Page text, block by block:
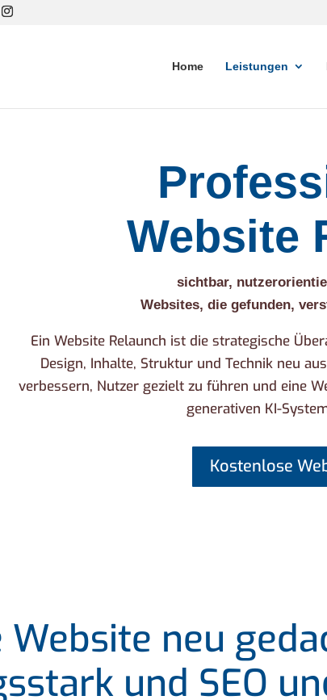
Home Leistungen
Website
sichtbar,
Websites, die gefunden,
Ein Website Relaunch ist die strategische
Design, Inhalte, Struktur und Technik neu
verbessern, Nutzer gezielt zu führen und eine
generativen KI-
Kostenlose
Website neu
und SEO